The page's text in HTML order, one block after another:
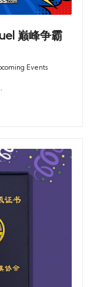
巅峰争霸
Events